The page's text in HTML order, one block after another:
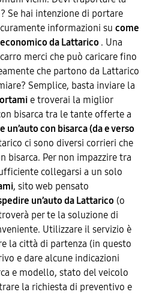
Se hai intenzione di portare
informazioni su come
da Lattarico . Una
merci che può caricare fino
che partono da Lattarico
Semplice, basta inviare la
e troverai la miglior
bisarca tra le tante offerte a
un’auto con bisarca (da e verso
ci sono diversi corrieri che
bisarca. Per non impazzire tra
collegarsi a un solo
, sito web pensato
un’auto da Lattarico (o
per te la soluzione di
Utilizzare il servizio è
la città di partenza (in questo
e dare alcune indicazioni
e modello, stato del veicolo
la richiesta di preventivo e